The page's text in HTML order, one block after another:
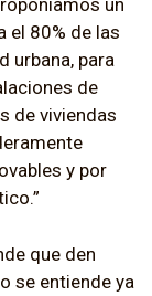
un
el 80% de las
urbana, para
de
de viviendas
y por
que den
se entiende ya